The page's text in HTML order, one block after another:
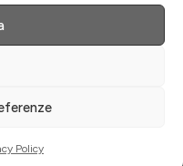
Policy
14994471002